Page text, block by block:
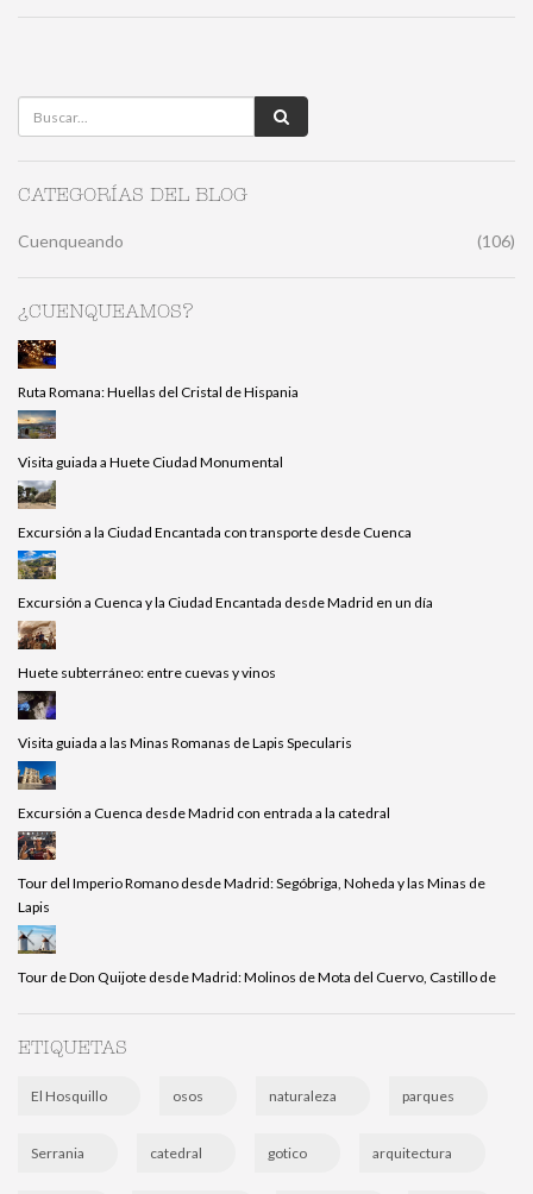
CATEGORÍAS DEL BLOG
Cuenqueando (106)
¿CUENQUEAMOS?
Ruta Romana: Huellas del Cristal de Hispania
Visita guiada a Huete Ciudad Monumental
Excursión a la Ciudad Encantada con transporte desde Cuenca
Excursión a Cuenca y la Ciudad Encantada desde Madrid en un día
Huete subterráneo: entre cuevas y vinos
Visita guiada a las Minas Romanas de Lapis Specularis
Excursión a Cuenca desde Madrid con entrada a la catedral
Tour del Imperio Romano desde Madrid: Segóbriga, Noheda y las Minas de
Lapis
Tour de Don Quijote desde Madrid: Molinos de Mota del Cuervo, Castillo de
ETIQUETAS
El Hosquillo osos naturaleza parques
Serrania catedral gotico arquitectura